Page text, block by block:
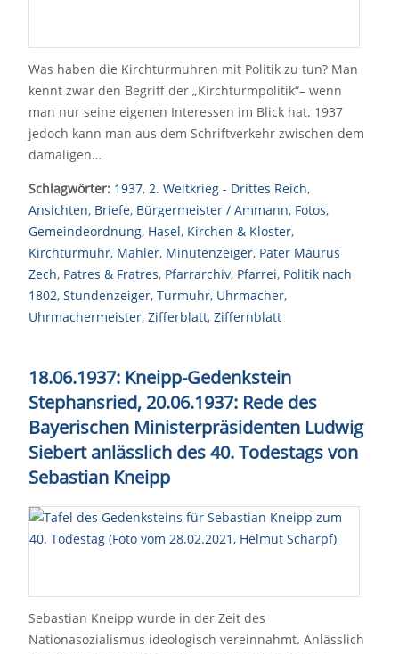
Was haben die Kirchturmuhren mit Politik zu tun? Man
kennt zwar den Begriff der „Kirchturmpolitik“– wenn
man nur seine eigenen Interessen im Blick hat. 1937
jedoch kann man aus dem Schriftverkehr zwischen dem
damaligen…
Schlagwörter: 1937, 2. Weltkrieg - Drittes Reich,
Ansichten, Briefe, Bürgermeister / Ammann, Fotos,
Gemeindeordnung, Hasel, Kirchen & Kloster,
Kirchturmuhr, Mahler, Minutenzeiger, Pater Maurus
Zech, Patres & Fratres, Pfarrarchiv, Pfarrei, Politik nach
1802, Stundenzeiger, Turmuhr, Uhrmacher,
Uhrmachermeister, Zifferblatt, Ziffernblatt
18.06.1937: Kneipp-Gedenkstein
Stephansried, 20.06.1937: Rede des
Bayerischen Ministerpräsidenten Ludwig
Siebert anlässlich des 40. Todestags von
Sebastian Kneipp
Sebastian Kneipp wurde in der Zeit des
Nationasozialismus ideologisch vereinnahmt. Anlässlich